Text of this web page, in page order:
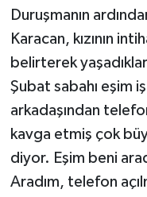
Duruşmanın
Karacan, kızının
belirterek
Şubat sabahı eşim
arkadaşından
kavga etmiş çok
diyor. Eşim beni
Aradım, telefon